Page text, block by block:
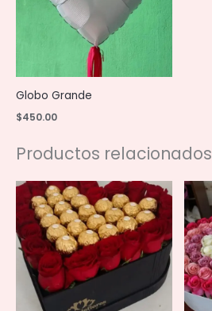
Globo Grande
$450.00
Productos relacionados